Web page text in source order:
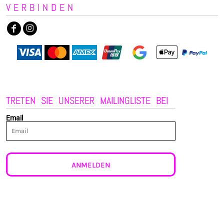
VERBINDEN
TRETEN SIE UNSERER MAILINGLISTE BEI
Email
ANMELDEN